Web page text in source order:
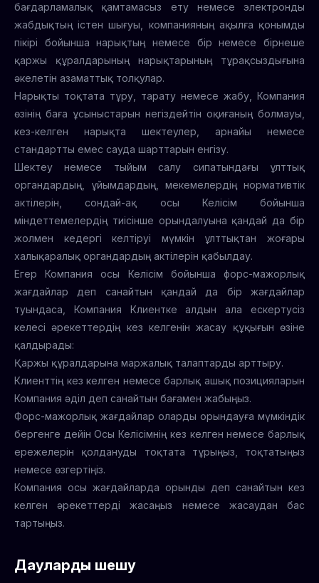
бағдарламалық қамтамасыз ету немесе электронды
жабдықтың істен шығуы, компанияның ақылға қонымды
пікірі бойынша нарықтың немесе бір немесе бірнеше
қаржы құралдарының нарықтарының тұрақсыздығына
әкелетін азаматтық толқулар.
Нарықты тоқтата тұру, тарату немесе жабу, Компания
өзінің баға ұсыныстарын негіздейтін оқиғаның болмауы,
кез-келген нарықта шектеулер, арнайы немесе
стандартты емес сауда шарттарын енгізу.
Шектеу немесе тыйым салу сипатындағы ұлттық
органдардың, ұйымдардың, мекемелердің нормативтік
актілерін, сондай-ақ осы Келісім бойынша
міндеттемелердің тиісінше орындалуына қандай да бір
жолмен кедергі келтіруі мүмкін ұлттықтан жоғары
халықаралық органдардың актілерін қабылдау.
Егер Компания осы Келісім бойынша форс-мажорлық
жағдайлар деп санайтын қандай да бір жағдайлар
туындаса, Компания Клиентке алдын ала ескертусіз
келесі әрекеттердің кез келгенін жасау құқығын өзіне
қалдырады:
Қаржы құралдарына маржалық талаптарды арттыру.
Клиенттің кез келген немесе барлық ашық позицияларын
Компания әділ деп санайтын бағамен жабыңыз.
Форс-мажорлық жағдайлар оларды орындауға мүмкіндік
бергенге дейін Осы Келісімнің кез келген немесе барлық
ережелерін қолдануды тоқтата тұрыңыз, тоқтатыңыз
немесе өзгертіңіз.
Компания осы жағдайларда орынды деп санайтын кез
келген әрекеттерді жасаңыз немесе жасаудан бас
тартыңыз.
Дауларды шешу